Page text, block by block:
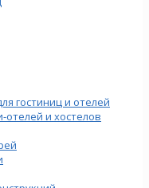
гостиниц и отелей
отелей и хостелов